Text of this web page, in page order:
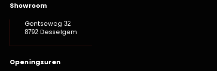
Showroom
Gentseweg 32
8792 Desselgem
Openingsuren